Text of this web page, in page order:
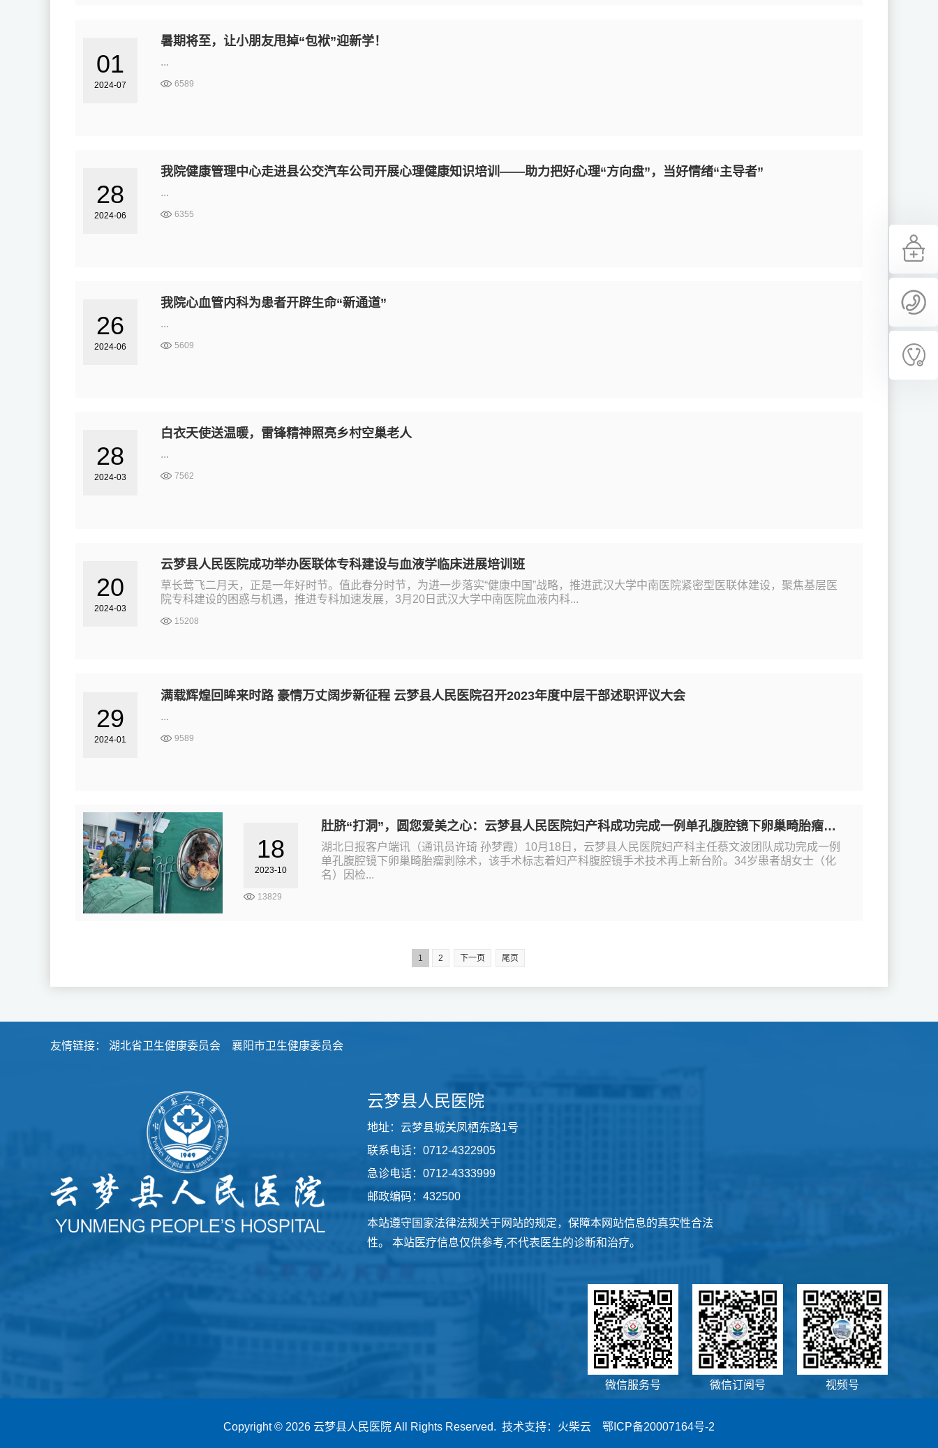
01
2024-07
暑期将至，让小朋友甩掉“包袱”迎新学！
...
6589
28
2024-06
我院健康管理中心走进县公交汽车公司开展心理健康知识培训——助力把好心理“方向盘”，当好情绪“主导者”
...
6355
26
2024-06
我院心血管内科为患者开辟生命“新通道”
...
5609
28
2024-03
白衣天使送温暖，雷锋精神照亮乡村空巢老人
...
7562
20
2024-03
云梦县人民医院成功举办医联体专科建设与血液学临床进展培训班
草长莺飞二月天，正是一年好时节。值此春分时节，为进一步落实“健康中国”战略，推进武汉大学中南医院紧密型医联体建设，聚焦基层医
院专科建设的困惑与机遇，推进专科加速发展，3月20日武汉大学中南医院血液内科...
15208
29
2024-01
满载辉煌回眸来时路 豪情万丈阔步新征程 云梦县人民医院召开2023年度中层干部述职评议大会
...
9589
18
2023-10
肚脐“打洞”，圆您爱美之心：云梦县人民医院妇产科成功完成一例单孔腹腔镜下卵巢畸胎瘤剥除术
湖北日报客户端讯（通讯员许琦 孙梦霞）10月18日，云梦县人民医院妇产科主任蔡文波团队成功完成一例
单孔腹腔镜下卵巢畸胎瘤剥除术，该手术标志着妇产科腹腔镜手术技术再上新台阶。34岁患者胡女士（化
名）因检...
13829
1 2 下一页 尾页
友情链接： 湖北省卫生健康委员会 襄阳市卫生健康委员会
云梦县人民医院
地址：云梦县城关凤栖东路1号
联系电话：0712-4322905
急诊电话：0712-4333999
邮政编码：432500
本站遵守国家法律法规关于网站的规定，保障本网站信息的真实性合法
性。 本站医疗信息仅供参考,不代表医生的诊断和治疗。
微信服务号 微信订阅号 视频号
Copyright © 2026 云梦县人民医院 All Rights Reserved. 技术支持： 火柴云 鄂ICP备20007164号-2